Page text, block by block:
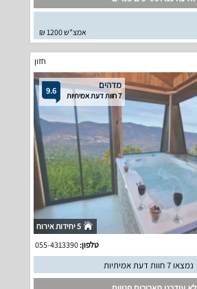
אמצ"ש 1200 ₪
חזון
9.6 מדהים
7 חוות דעת אמיתיות
5 יחידות אירוח
טלפון:055-4313390
נמצאו 7 חוות דעת אמיתיות